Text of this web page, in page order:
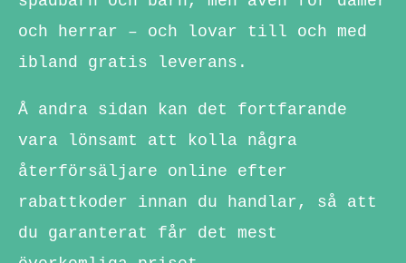
och herrar – och lovar till och med
ibland gratis leverans.
Å andra sidan kan det fortfarande
vara lönsamt att kolla några
återförsäljare online efter
rabattkoder innan du handlar, så att
du garanterat får det mest